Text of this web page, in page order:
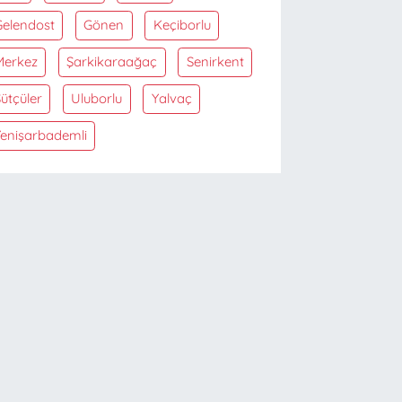
Gönen Keçiborlu
Şarkikaraağaç Senirkent
Uluborlu Yalvaç